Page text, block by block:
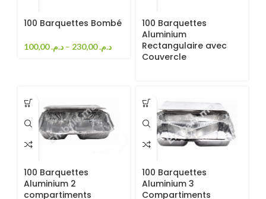
100 Barquettes Bombé
د.م.100,00 – د.م.230,00
100 Barquettes
Aluminium
Rectangulaire avec
Couvercle
100 Barquettes
Aluminium 2
compartiments
100 Barquettes
Aluminium 3
Compartiments